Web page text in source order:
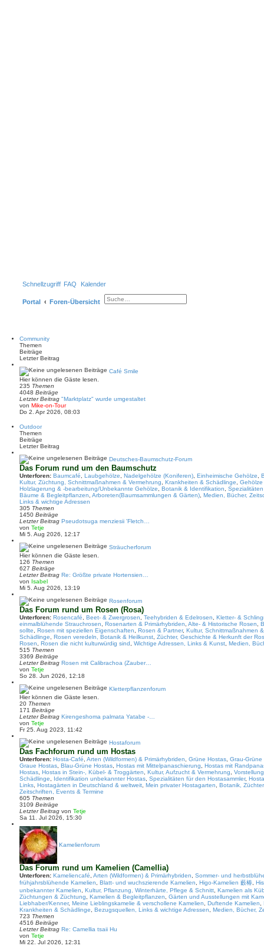
Schnellzugriff FAQ Kalender
Portal Foren-Übersicht
Community
Themen
Beiträge
Letzter Beitrag
Café Smile
Hier können die Gäste lesen.
235 Themen
4048 Beiträge
Letzter Beitrag "Marktplatz" wurde umgestaltet
von Mike-on-TourN
e
B
i
t
a
g
Do 2. Apr 2026, 08:03
Outdoor
Themen
Beiträge
Letzter Beitrag
Deutsches-Baumschutz-Forum
Das Forum rund um den Baumschutz
Unterforen: Baumcafé Laubgehölze Nadelgehölze (Koniferen) Einheimische Gehölze
Kultur, Züchtung, Schnittmaßnahmen & Vermehrung
Krankheiten & Schädlinge
Gehölze
Holzlagerung & -bearbeitung/Unbekannte Gehölze
Botanik & Identifikation
Bäume & Begleitpflanzen Arboreten(Baumsammlungen & Gärten) Medien, Bücher,
Links & wichtige Adressen
305 Themen
1450 Beiträge
Letzter Beitrag Pseudotsuga menziesii 'Fletch…
von Tetje
e
e
t
e
r
B
e
i
t
a
g
Mi 5. Aug 2026, 12:17
Sträucherforum
Hier können die Gäste lesen.
126 Themen
627 Beiträge
Letzter Beitrag Re: Größte private Hortensien…
von IsabelN
e
e
t
e
r
B
e
i
t
r
a
Mi 5. Aug 2026, 13:19
Rosenforum
Das Forum rund um Rosen (Rosa)
Unterforen: Rosencafé Beet- & Zwergrosen Teehybriden & Edelrosen
Kletter- &
einmalblühende Strauchrosen
Rosenarten & Primärhybriden Alte- & Historische Rosen
sollte
Rosen mit speziellen Eigenschaften Rosen & Partner, Kultur, Schnittmaßnahmen
Schädlinge
Rosen veredeln, Botanik & Heilkunst Züchter, Geschichte & Herkunft der
Rosen
Rosen die nicht kulturwürdig sind Wichtige Adressen, Links & Kunst Medien,
515 Themen
3369 Beiträge
Letzter Beitrag Rosen mit Calibrachoa (Zauber…
von Tetje
e
e
t
e
r
B
t
a
g
So 28. Jun 2026, 12:18
Kletterpflanzenforum
Hier können die Gäste lesen.
20 Themen
171 Beiträge
Letzter Beitrag Kirengeshoma palmata Yatabe -…
von Tetje
e
e
t
e
r
B
e
i
t
r
a
g
Fr 25. Aug 2023, 11:42
Hostaforum
Das Fachforum rund um Hostas
Unterforen: Hosta-Café Arten (Wildformen) & Primärhybriden Grüne Hostas Grau-Grüne
Graue Hostas Blau-Grüne Hostas Hostas mit Mittelpanaschierung
Hostas mit
Hostas Hostas in Stein-, Kübel- & Troggärten Kultur, Aufzucht & Vermehrung
Schädlinge
Identifikation unbekannter Hostas Spezialitäten für den Hostasammler,
Links Hostagärten in Deutschland & weltweit Mein privater Hostagarten
Botanik,
Zeitschriften, Events & Termine
605 Themen
3109 Beiträge
Letzter Beitrag von Tetje
t
e
i
t
r
g
Sa 11. Jul 2026, 15:30
Kamelienforum
Das Forum rund um Kamelien (Camellia)
Unterforen: Kameliencafé Arten (Wildformen) & Primärhybriden
Sommer- und
frühjahrsblühende Kamelien
Blatt- und wuchszierende Kamelien Higo-Kamelien 藪椿
unbekannter Kamelien
Kultur, Pflanzung, Winterhärte, Pflege & Schnitt Kamelien als
Züchtungen & Züchtung
Kamelien & Begleitpflanzen
Gärten und Ausstellungen mit
Liebhaber/Kenner, Meine Lieblingskamelie & verschollene Kamelien Duftende Kamelien
Krankheiten & Schädlinge
Bezugsquellen, Links & wichtige Adressen
Medien, Bücher,
723 Themen
4516 Beiträge
Letzter Beitrag Re: Camellia tsaii Hu
von Tetje
e
Mi 22. Jul 2026, 12:31